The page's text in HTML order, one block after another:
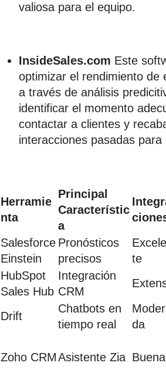
valiosa para el equipo.
InsideSales.com Este
optimizar el rendimiento de
a través de análisis
identificar el momento
contactar a clientes y
interacciones pasadas
Herramie
nta
Principal
Característic
a
Salesforce
Einstein
Pronósticos
precisos
te
HubSpot
Sales Hub
Integración
CRM
Drift
Chatbots en
tiempo real
da
Zoho CRMAsistente Zia Buena